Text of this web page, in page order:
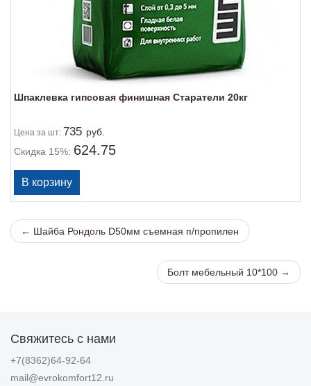
Шпаклевка гипсовая финишная Старатели 20кг
Цена за шт: 735 руб.
Скидка 15%: 624.75
← Шайба Рондоль D50мм съемная п/пропилен
Болт мебельный 10*100 →
Свяжитесь с нами
+7(8362)64-92-64
mail@evrokomfort12.ru